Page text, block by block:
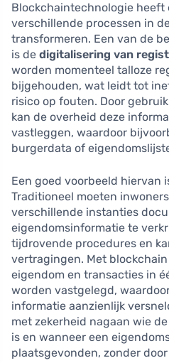
Blockchaintechnologie heeft
verschillende processen in
transformeren. Een van de
is de digitalisering van
worden momenteel talloze
bijgehouden, wat leidt tot
risico op fouten. Door
kan de overheid deze
vastleggen, waardoor
burgerdata of
Een goed voorbeeld hiervan
Traditioneel moeten
verschillende instanties
eigendomsinformatie te
tijdrovende procedures en
vertragingen. Met
eigendom en transacties in
worden vastgelegd,
informatie aanzienlijk
met zekerheid nagaan wie
is en wanneer een
plaatsgevonden, zonder